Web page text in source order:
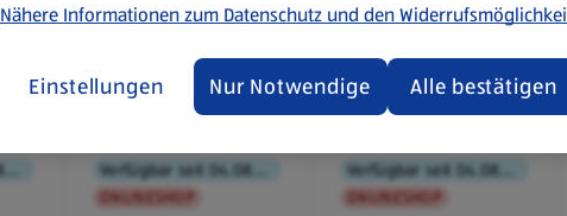
ONLINESHOP
ONLINESHOP
Nähere Informationen zum Datenschutz und den
Einstellungen Nur Notwendige Alle bestätigen